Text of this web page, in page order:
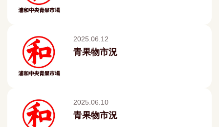
2025.06.12
青果物市況
2025.06.10
青果物市況